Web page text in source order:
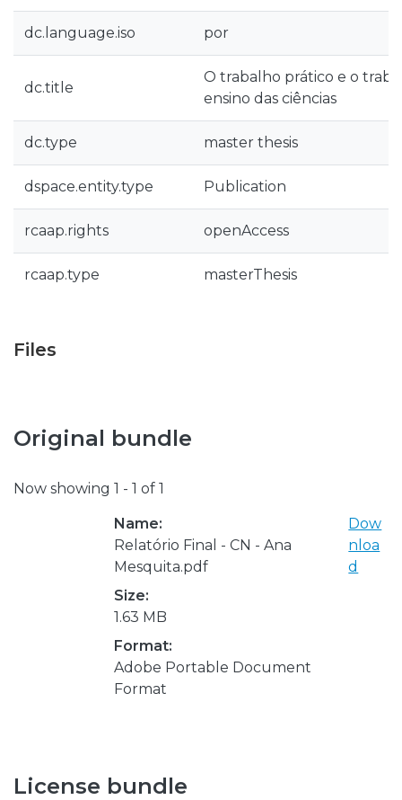
dc.language.iso por
dc.title
O trabalho prático e o
ensino das ciências
dc.type master thesis
dspace.entity.type Publication
rcaap.rights openAccess
rcaap.type masterThesis
Files
Original bundle
Now showing 1 - 1 of 1
Name:
Relatório Final - CN - Ana
Mesquita.pdf
Size:
1.63 MB
Format:
Adobe Portable Document
Format
Dow
nloa
d
License bundle